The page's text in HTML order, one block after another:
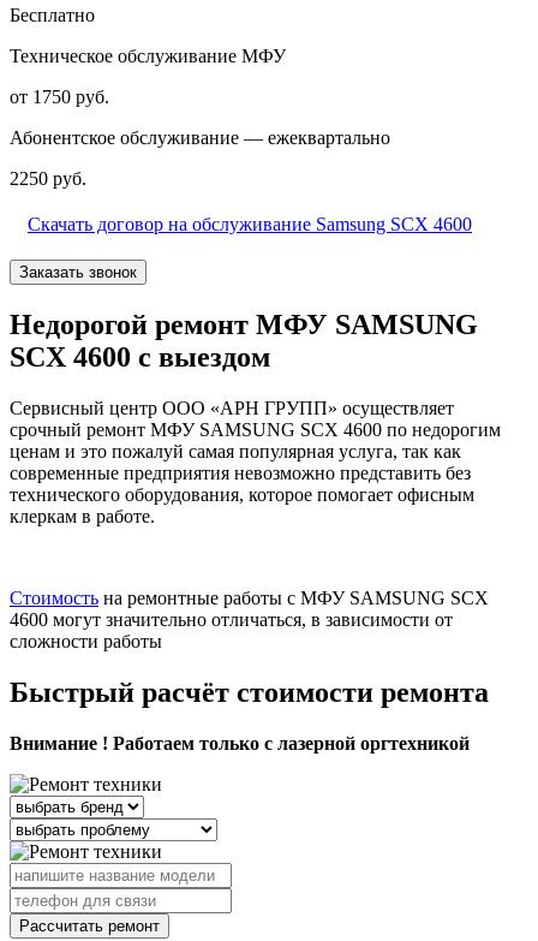
Бесплатно
Техническое обслуживание МФУ
от 1750 руб.
Абонентское обслуживание — ежеквартально
2250 руб.
Скачать договор на обслуживание Samsung SCX 4600
Заказать звонок
Недорогой ремонт МФУ SAMSUNG
SCX 4600 с выездом
Сервисный центр ООО «АРН ГРУПП» осуществляет
срочный ремонт МФУ SAMSUNG SCX 4600 по недорогим
ценам и это пожалуй самая популярная услуга, так как
современные предприятия невозможно представить без
технического оборудования, которое помогает офисным
клеркам в работе.
Стоимость на ремонтные работы с МФУ SAMSUNG SCX
4600 могут значительно отличаться, в зависимости от
сложности работы
Быстрый расчёт стоимости ремонта
Внимание ! Работаем только с лазерной оргтехникой
Рассчитать ремонт